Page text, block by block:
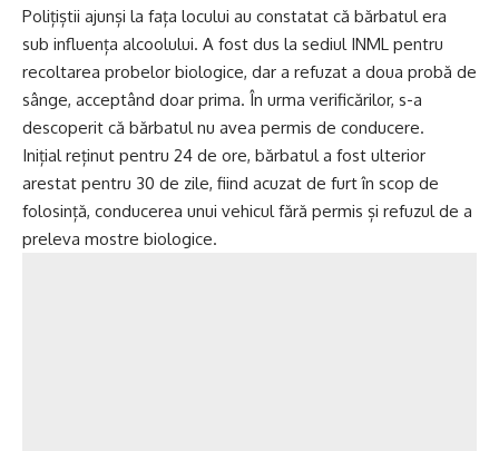
Polițiștii ajunși la fața locului au constatat că bărbatul era
sub influența alcoolului. A fost dus la sediul INML pentru
recoltarea probelor biologice, dar a refuzat a doua probă de
sânge, acceptând doar prima. În urma verificărilor, s-a
descoperit că bărbatul nu avea permis de conducere.
Inițial reținut pentru 24 de ore, bărbatul a fost ulterior
arestat pentru 30 de zile, fiind acuzat de furt în scop de
folosință, conducerea unui vehicul fără permis și refuzul de a
preleva mostre biologice.